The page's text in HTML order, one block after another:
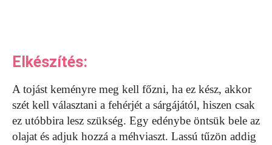
Elkészítés:
A tojást keményre meg kell főzni, ha ez kész, akkor
szét kell választani a fehérjét a sárgájától, hiszen csak
ez utóbbira lesz szükség. Egy edénybe öntsük bele az
olajat és adjuk hozzá a méhviaszt. Lassú tűzön addig